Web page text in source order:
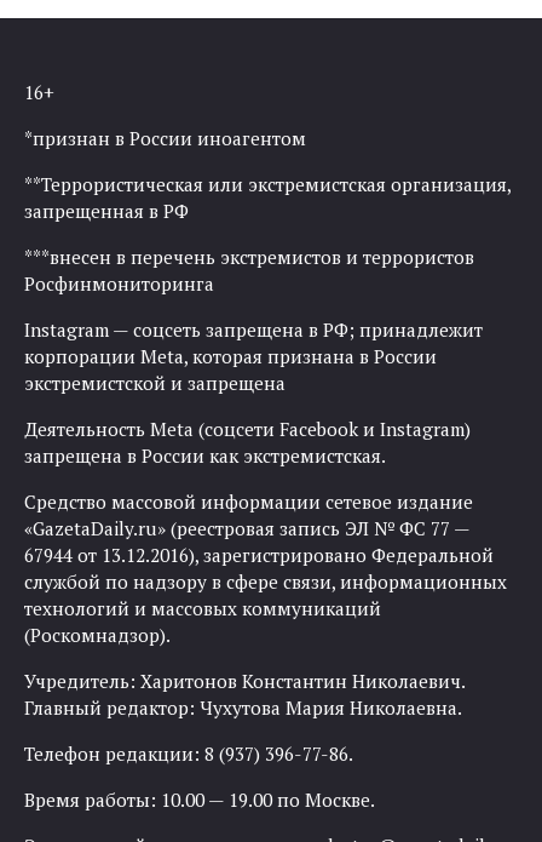
записям
16+
*признан в России иноагентом
**Террористическая или экстремистская организация,
запрещенная в РФ
***внесен в перечень экстремистов и террористов
Росфинмониторинга
Instagram — соцсеть запрещена в РФ; принадлежит
корпорации Meta, которая признана в России
экстремистской и запрещена
Деятельность Meta (соцсети Facebook и Instagram)
запрещена в России как экстремистская.
Средство массовой информации сетевое издание
«GazetaDaily.ru» (реестровая запись ЭЛ № ФС 77 —
67944 от 13.12.2016), зарегистрировано Федеральной
службой по надзору в сфере связи, информационных
технологий и массовых коммуникаций
(Роскомнадзор).
Учредитель: Харитонов Константин Николаевич.
Главный редактор: Чухутова Мария Николаевна.
Телефон редакции: 8 (937) 396-77-86.
Время работы: 10.00 — 19.00 по Москве.